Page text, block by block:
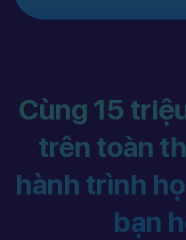
Cùng 15
trên toàn
hành trình
bạn